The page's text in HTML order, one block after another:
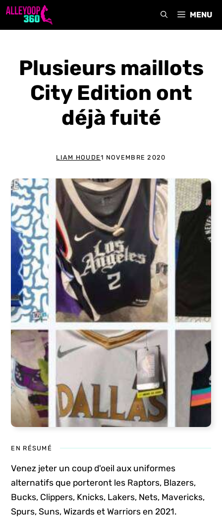
Aller
MENU
Plusieurs maillots
City Edition ont
déjà fuité
LIAM HOUDE1 NOVEMBRE 2020
EN RÉSUMÉ
Venez jeter un coup d'oeil aux uniformes
alternatifs que porteront les Raptors, Blazers,
Bucks, Clippers, Knicks, Lakers, Nets, Mavericks,
Spurs, Suns, Wizards et Warriors en 2021.